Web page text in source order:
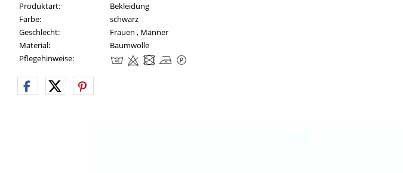
Produktart:
Bekleidung
Farbe:
schwarz
Geschlecht:
Frauen , Männer
Material:
Baumwolle
Pflegehinweise: